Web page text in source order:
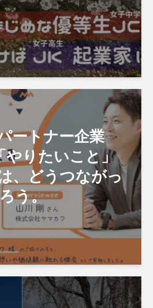
ートナー企業
やりたいこと」
、どうつながっ
う。